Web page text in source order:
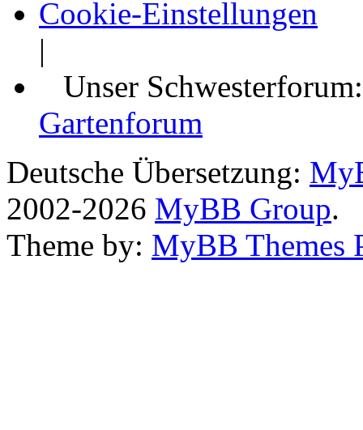
Cookie-Einstellungen
|
Unser
Gartenforum
Deutsche Übersetzung:
2002-2026 MyBB Group.
Theme by: MyBB Themes